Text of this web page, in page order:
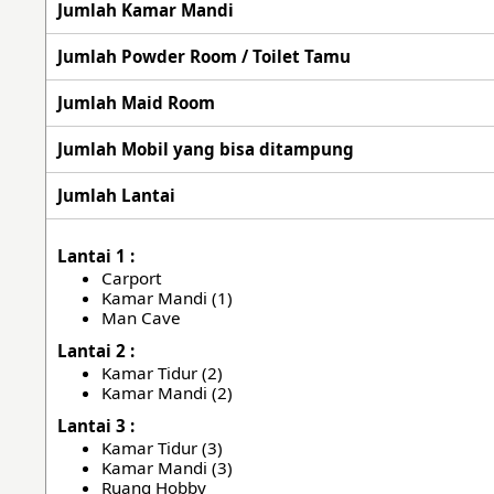
Jumlah Kamar Mandi
Jumlah Powder Room / Toilet Tamu
Jumlah Maid Room
Jumlah Mobil yang bisa ditampung
Jumlah Lantai
Lantai 1 :
Carport
Kamar Mandi (1)
Man Cave
Lantai 2 :
Kamar Tidur (2)
Kamar Mandi (2)
Lantai 3 :
Kamar Tidur (3)
Kamar Mandi (3)
Ruang Hobby